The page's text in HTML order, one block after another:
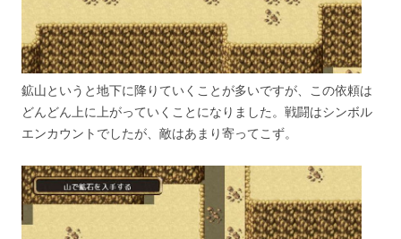
鉱山というと地下に降りていくことが多いですが、この依頼は
どんどん上に上がっていくことになりました。戦闘はシンボル
エンカウントでしたが、敵はあまり寄ってこず。